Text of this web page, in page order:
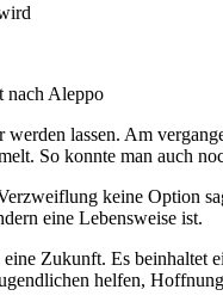
nach Aleppo
lassen. Am
So konnte man auch
keine Option
eine Lebensweise ist.
Zukunft. Es beinhaltet
helfen,